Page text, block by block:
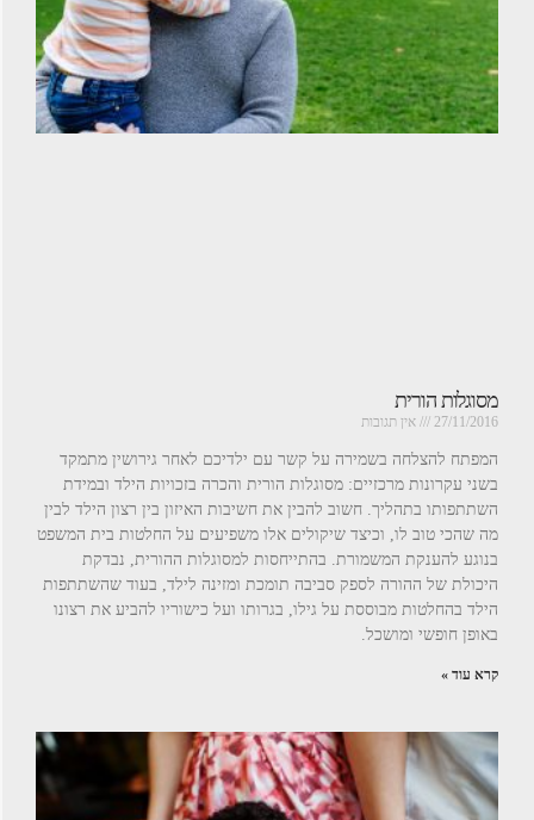
מסוגלות הורית
27/11/2016 אין תגובות
המפתח להצלחה בשמירה על קשר עם ילדיכם לאחר גירושין מתמקד
בשני עקרונות מרכזיים: מסוגלות הורית והכרה בזכויות הילד ובמידת
השתתפותו בתהליך. חשוב להבין את חשיבות האיזון בין רצון הילד לבין
מה שהכי טוב לו, וכיצד שיקולים אלו משפיעים על החלטות בית המשפט
בנוגע להענקת המשמורת. בהתייחסות למסוגלות ההורית, נבדקת
היכולת של ההורה לספק סביבה תומכת ומזינה לילד, בעוד שהשתתפות
הילד בהחלטות מבוססת על גילו, בגרותו ועל כישוריו להביע את רצונו
באופן חופשי ומושכל.
קרא עוד »